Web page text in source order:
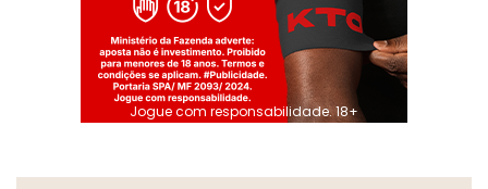
Jogue com responsabilidade. 18+